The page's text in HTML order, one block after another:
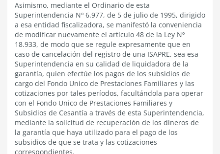
Asimismo, mediante el Ordinario de esta
Superintendencia Nº 6.977, de 5 de julio de 1995, dirigido
a esa entidad fiscalizadora, se manifestó la conveniencia
de modificar nuevamente el artículo 48 de la Ley Nº
18.933, de modo que se regule expresamente que en
caso de cancelación del registro de una ISAPRE, sea esa
Superintendencia en su calidad de liquidadora de la
garantía, quien efectúe los pagos de los subsidios de
cargo del Fondo Unico de Prestaciones Familiares y las
cotizaciones por tales períodos, facultándola para operar
con el Fondo Unico de Prestaciones Familiares y
Subsidios de Cesantía a través de esta Superintendencia,
mediante la solicitud de recuperación de los dineros de
la garantía que haya utilizado para el pago de los
subsidios de que se trata y las cotizaciones
correspondientes.